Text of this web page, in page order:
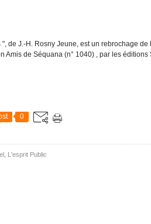
de J.-H. Rosny Jeune, est un rebrochage de
Amis de Séquana (n° 1040) , par les éditions
0
L'esprit Public